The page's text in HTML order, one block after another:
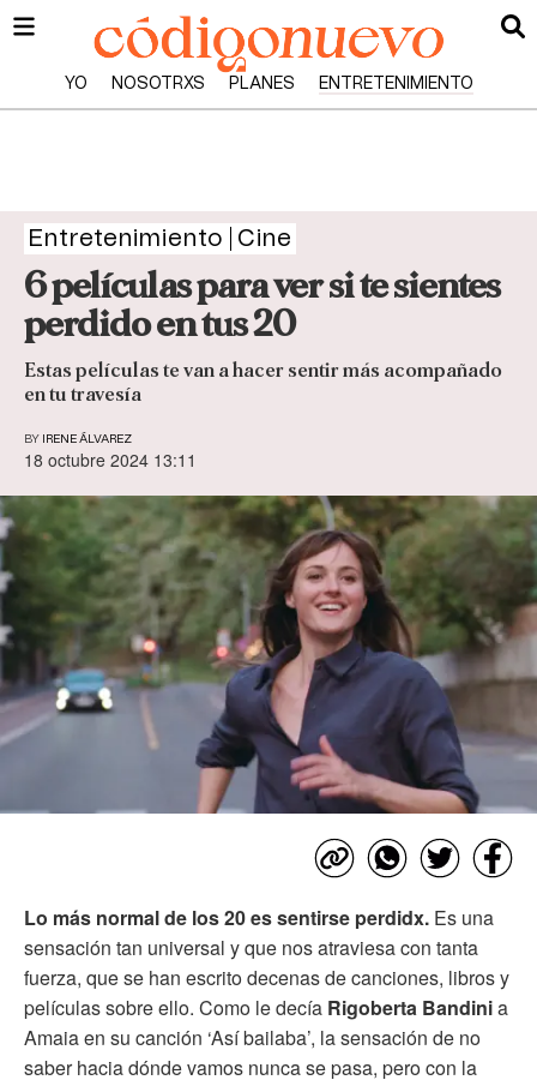
YO NOSOTRXS PLANES ENTRETENIMIENTO
Entretenimiento Cine
6 películas para ver si te sientes
perdido en tus 20
Estas películas te van a hacer sentir más acompañado
en tu travesía
BY IRENE ÁLVAREZ
18 octubre 2024 13:11
Lo más normal de los 20 es sentirse perdidx. Es una
sensación tan universal y que nos atraviesa con tanta
fuerza, que se han escrito decenas de canciones, libros y
películas sobre ello. Como le decía Rigoberta Bandinia
Amaia en su canción ‘Así bailaba’, la sensación de no
saber hacia dónde vamos nunca se pasa, pero con la